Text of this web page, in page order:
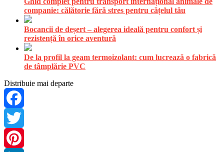
companie: călătorie fără stres pentru cățelul tău
Bocancii de deșert – alegerea ideală pentru confort și
rezistență în orice aventură
De la profil la geam termoizolant: cum lucrează o fabrică
de tâmplărie PVC
Distribuie mai departe
Facebook
Twitter